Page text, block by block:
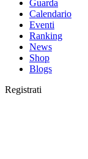
Guarda
Calendario
Eventi
Ranking
News
Shop
Blogs
Registrati